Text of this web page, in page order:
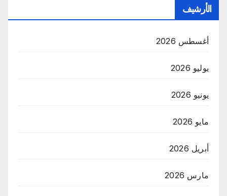
الأرشيف
أغسطس 2026
يوليو 2026
يونيو 2026
مايو 2026
أبريل 2026
مارس 2026